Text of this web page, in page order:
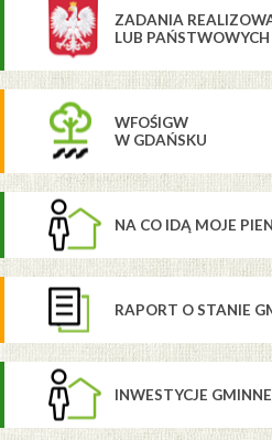
ZADANIA
LUB
WFOŚIGW
W GDAŃSKU
NA CO IDĄ MOJE
RAPORT O STANIE
INWESTYCJE GMINNE